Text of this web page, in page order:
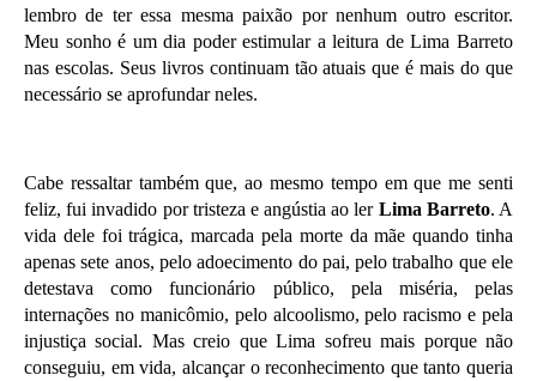
lembro de ter essa mesma paixão por nenhum outro escritor.
Meu sonho é um dia poder estimular a leitura de Lima Barreto
nas escolas. Seus livros continuam tão atuais que é mais do que
necessário se aprofundar neles.
Cabe ressaltar também que, ao mesmo tempo em que me senti
feliz, fui invadido por tristeza e angústia ao ler Lima Barreto. A
vida dele foi trágica, marcada pela morte da mãe quando tinha
apenas sete anos, pelo adoecimento do pai, pelo trabalho que ele
detestava como funcionário público, pela miséria, pelas
internações no manicômio, pelo alcoolismo, pelo racismo e pela
injustiça social. Mas creio que Lima sofreu mais porque não
conseguiu, em vida, alcançar o reconhecimento que tanto queria